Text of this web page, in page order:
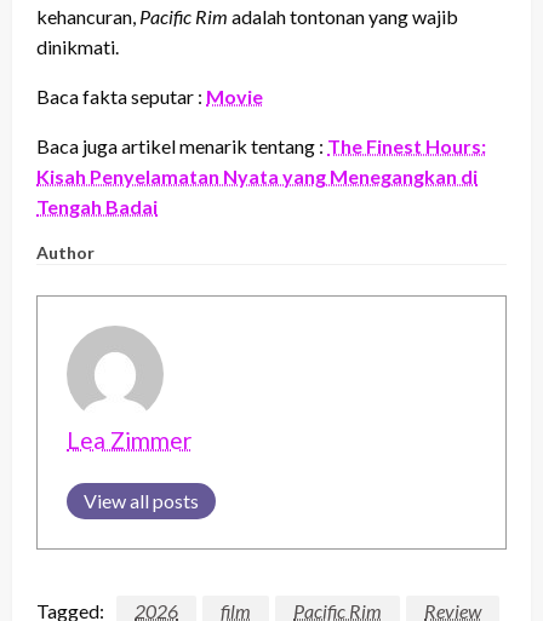
kehancuran, Pacific Rim adalah tontonan yang wajib
dinikmati.
Baca fakta seputar : Movie
Baca juga artikel menarik tentang : The Finest Hours:
Kisah Penyelamatan Nyata yang Menegangkan di
Tengah Badai
Author
Lea Zimmer
View all posts
Tagged: 2026 film Pacific Rim
Review